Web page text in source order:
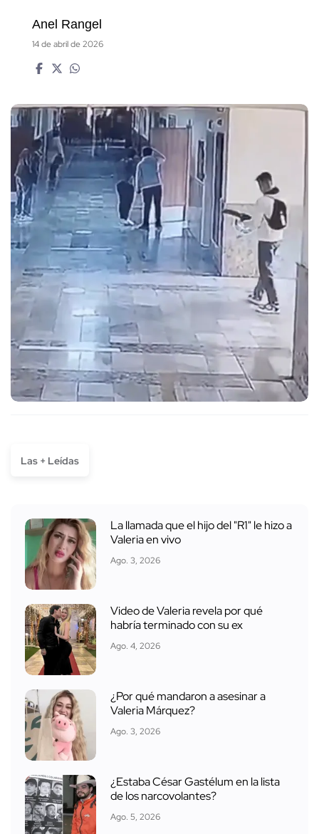
Anel Rangel
14 de abril de 2026
Las + Leídas
La llamada que el hijo del "R1" le hizo a
Valeria en vivo
Ago. 3, 2026
Video de Valeria revela por qué
habría terminado con su ex
Ago. 4, 2026
¿Por qué mandaron a asesinar a
Valeria Márquez?
Ago. 3, 2026
¿Estaba César Gastélum en la lista
de los narcovolantes?
Ago. 5, 2026